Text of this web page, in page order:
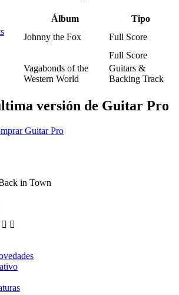
Álbum
Tipo
Johnny the Fox
Full Score
Full Score
Vagabonds of the
Western World
Guitars &
Backing Track
versión de Guitar Pro
Guitar Pro
in Town
 